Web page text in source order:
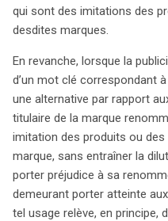
qui sont des imitations des
desdites marques.
En revanche, lorsque la
d’un mot clé correspondant
une alternative par rapport
titulaire de la marque
imitation des produits ou
marque, sans entraîner la
porter préjudice à sa
demeurant porter atteinte
tel usage relève, en principe,